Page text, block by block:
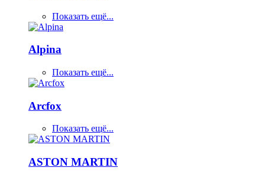
Показать ещё...
Alpina
Показать ещё...
Arcfox
Показать ещё...
ASTON MARTIN